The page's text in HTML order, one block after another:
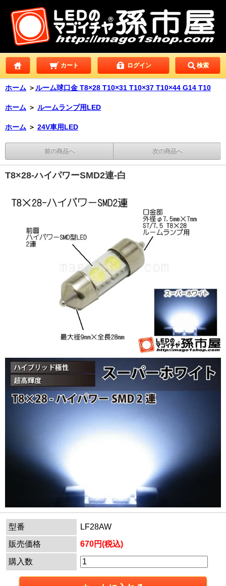
カート ログイン 検索
ホーム ＞ ルーム球口金 T8×28 T10×31 T10×37 T10×44 G14 T10
ホーム ＞ ルームランプ用LED
ホーム ＞ 24V車用LED
前の商品へ 次の商品へ
T8×28-ハイパワーSMD2連-白
型番
LF28AW
販売価格
670円(税込)
購入数